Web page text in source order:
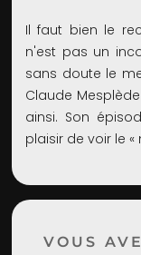
Il faut bien le
n'est pas un
sans doute le
Claude
ainsi. Son
plaisir de voir le
VOUS